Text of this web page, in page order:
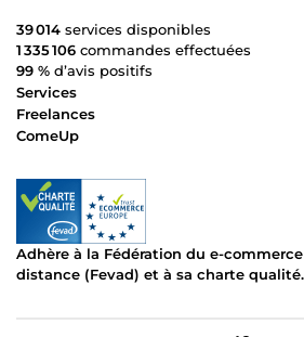
39 014 services disponibles
1 335 106 commandes effectuées
99 % d’avis positifs
Services
Freelances
ComeUp
Adhère à la Fédération du e-
distance (Fevad) et à sa charte qualité.